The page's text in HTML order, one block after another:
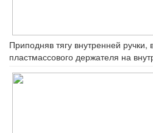
Приподняв тягу внутренней
пластмассового держателя на